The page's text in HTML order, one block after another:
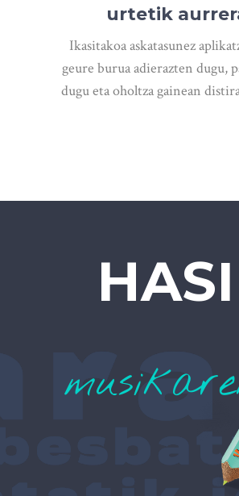
urtetik
Ikasitakoa askatasunez
geure burua adierazten dugu,
dugu eta oholtza gainean